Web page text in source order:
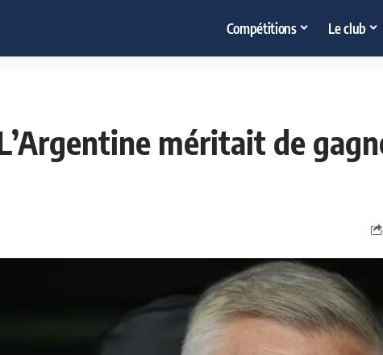
Compétitions Le club
méritait de